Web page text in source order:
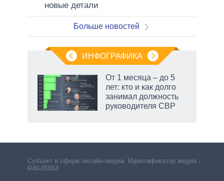
новые детали
Больше новостей
ИНФОГРАФИКА
От 1 месяца – до 5
лет: кто и как долго
занимал должность
руководителя СВР
Субъект в сфере онлайн-медиа. Идентификатор медиа –
R40-05063